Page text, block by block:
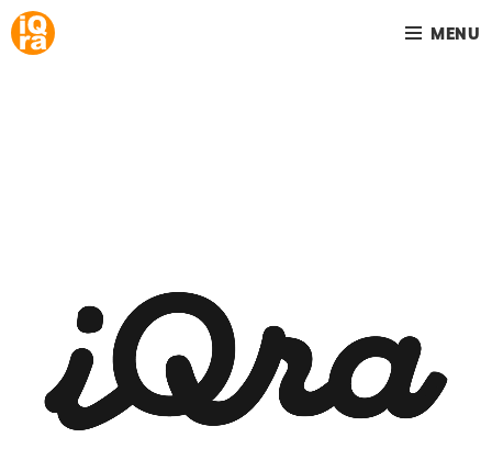
MENU